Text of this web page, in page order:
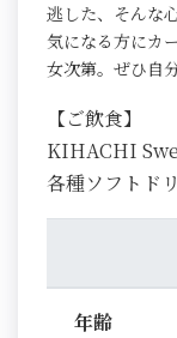
逃した、そんな
気になる方にカ
女次第。ぜひ自
【ご飲食】
KIHACHI
各種ソフトド
年齢